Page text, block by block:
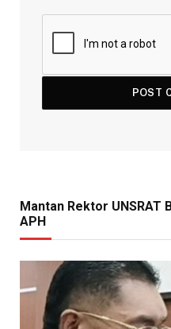
Mantan Rektor
APH